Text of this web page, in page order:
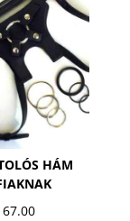
HÁM